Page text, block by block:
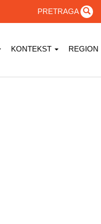
PRETRAGA
KONTEKST REGION